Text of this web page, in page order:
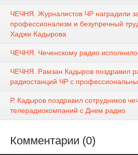
ЧЕЧНЯ. Журналистов ЧР наградили
профессионализм и безупречный
Хаджи Кадырова
ЧЕЧНЯ. Чеченскому радио
ЧЕЧНЯ. Рамзан Кадыров поздравил
радиостанций ЧР с
Р. Кадыров поздравил сотрудников
телерадиокомпаний с Днем радио
Комментарии (0)